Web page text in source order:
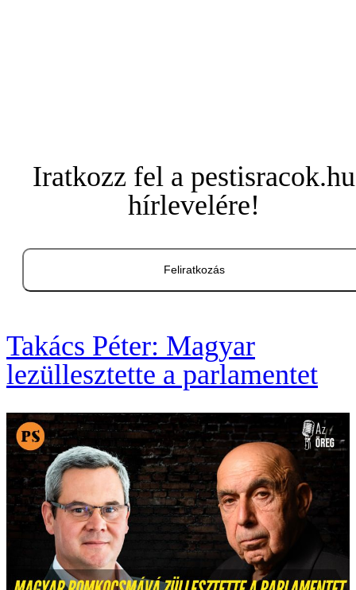
Iratkozz fel a pestisracok.hu
hírlevelére!
Feliratkozás
Takács Péter: Magyar
lezüllesztette a parlamentet